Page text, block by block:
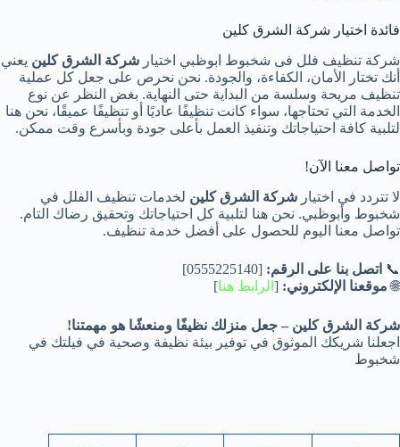
فائدة اختيار شركة الشرق كلين
شركة تنظيف فلل فى شخبوط ابوظبي اختيار شركة الشرق كلين يعني
أنك تختار الأمان، الكفاءة، والجودة. نحن نحرص على جعل كل عملية
تنظيف مريحة وسلسة من البداية حتى النهاية. بغض النظر عن نوع
الخدمة التي تحتاجها، سواء كانت تنظيفًا عاديًا أو تنظيفًا عميقًا، نحن هنا
لتلبية كافة احتياجاتك وتنفيذ العمل بأعلى جودة وبأسرع وقت ممكن.
تواصل معنا الآن!
لا تتردد في اختيار شركة الشرق كلين لخدمات تنظيف الفلل في
شخبوط وأبوظبي. نحن هنا لتلبية كل احتياجاتك وتحقيق رضاك التام.
تواصل معنا اليوم للحصول على أفضل خدمة تنظيف.
📞 اتصل بنا على الرقم: [0555225140]
🌐موقعنا الإلكتروني: [ الرابط هنا]
شركة الشرق كلين – جعل منزلك نظيفًا ومنعشًا هو مهمتنا!
اجعلنا شريكك الموثوق في توفير بيئة نظيفة وصحية في فيلتك في
شخبوط